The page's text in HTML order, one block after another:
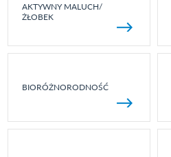
AKTYWNY MALUCH/
ŻŁOBEK
BIORÓŻNORODNOŚĆ